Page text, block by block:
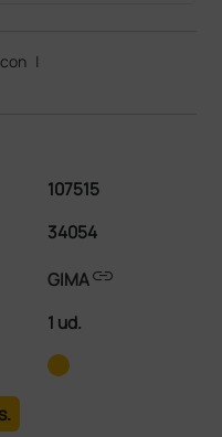
|
107515
34054
GIMAlink
1 ud.